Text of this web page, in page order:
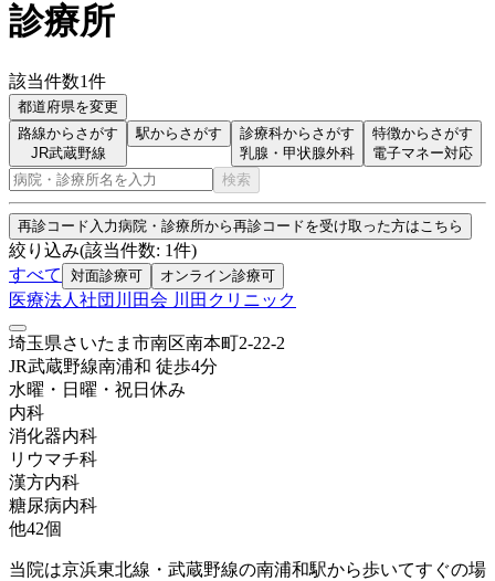
診療所
該当件数1件
都道府県を変更
路線からさがす
JR武蔵野線
駅からさがす
診療科からさがす
乳腺・甲状腺外科
特徴からさがす
電子マネー対応
検索
再診コード入力病院・診療所から再診コードを受け取った方はこちら
絞り込み(該当件数: 1件)
すべて
対面診療可 オンライン診療可
医療法人社団川田会 川田クリニック
埼玉県さいたま市南区南本町2-22-2
JR武蔵野線南浦和 徒歩4分
水曜・日曜・祝日 休み
内科
消化器内科
リウマチ科
漢方内科
糖尿病内科
他42個
当院は京浜東北線・武蔵野線の南浦和駅から歩いてすぐの場